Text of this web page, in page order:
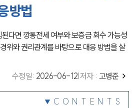
방법
다면 깡통전세 여부와 보증금 회수 가능성
위와 권리관계를 바탕으로 대응 방법을 살
수정일: 2026-06-12 저자 : 고병준
CONTENTS